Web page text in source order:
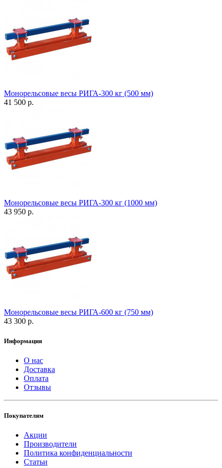
Монорельсовые весы РИГА-300 кг (500 мм)
41 500 р.
Монорельсовые весы РИГА-300 кг (1000 мм)
43 950 р.
Монорельсовые весы РИГА-600 кг (750 мм)
43 300 р.
Информация
О нас
Доставка
Оплата
Отзывы
Покупателям
Акции
Производители
Политика конфиденциальности
Статьи